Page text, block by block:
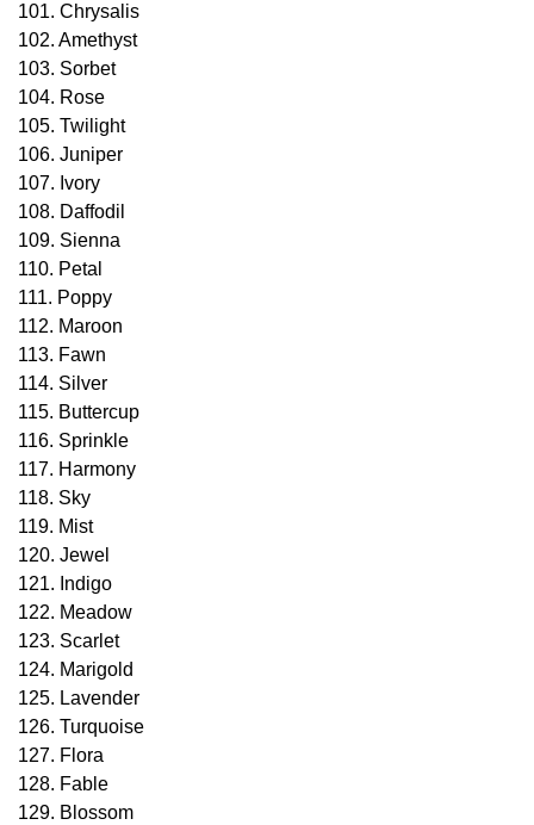
101. Chrysalis
102. Amethyst
103. Sorbet
104. Rose
105. Twilight
106. Juniper
107. Ivory
108. Daffodil
109. Sienna
110. Petal
111. Poppy
112. Maroon
113. Fawn
114. Silver
115. Buttercup
116. Sprinkle
117. Harmony
118. Sky
119. Mist
120. Jewel
121. Indigo
122. Meadow
123. Scarlet
124. Marigold
125. Lavender
126. Turquoise
127. Flora
128. Fable
129. Blossom